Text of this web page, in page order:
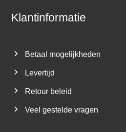
Klantinformatie
Betaal mogelijkheden
Levertijd
Retour beleid
Veel gestelde vragen